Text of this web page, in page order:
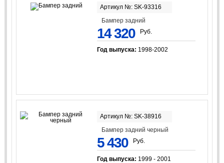
Артикул №: SK-93316
Бампер задний
14 320 Руб.
Год выпуска: 1998-2002
Артикул №: SK-38916
Бампер задний черный
5 430 Руб.
Год выпуска: 1999 - 2001